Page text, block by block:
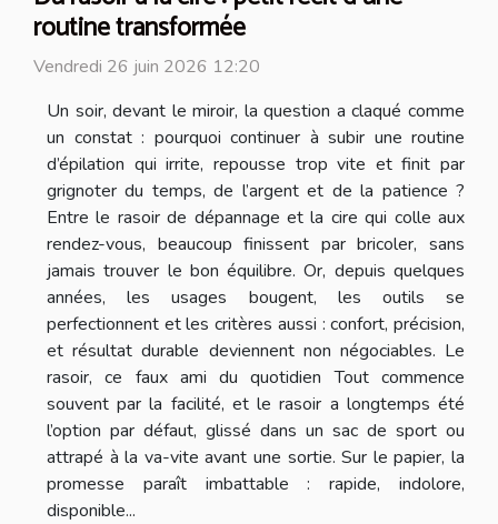
routine transformée
Vendredi 26 juin 2026 12:20
Un soir, devant le miroir, la question a claqué comme
un constat : pourquoi continuer à subir une routine
d’épilation qui irrite, repousse trop vite et finit par
grignoter du temps, de l’argent et de la patience ?
Entre le rasoir de dépannage et la cire qui colle aux
rendez-vous, beaucoup finissent par bricoler, sans
jamais trouver le bon équilibre. Or, depuis quelques
années, les usages bougent, les outils se
perfectionnent et les critères aussi : confort, précision,
et résultat durable deviennent non négociables. Le
rasoir, ce faux ami du quotidien Tout commence
souvent par la facilité, et le rasoir a longtemps été
l’option par défaut, glissé dans un sac de sport ou
attrapé à la va-vite avant une sortie. Sur le papier, la
promesse paraît imbattable : rapide, indolore,
disponible...